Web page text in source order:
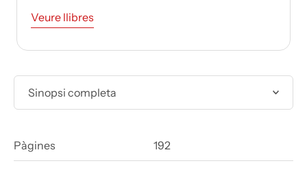
Veure llibres
Sinopsi completa
Pàgines 192